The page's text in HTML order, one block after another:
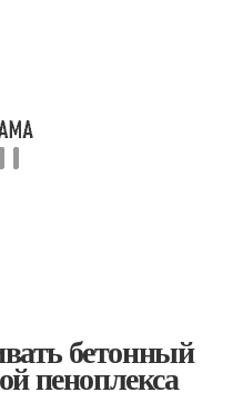
бетонный
пеноплекса